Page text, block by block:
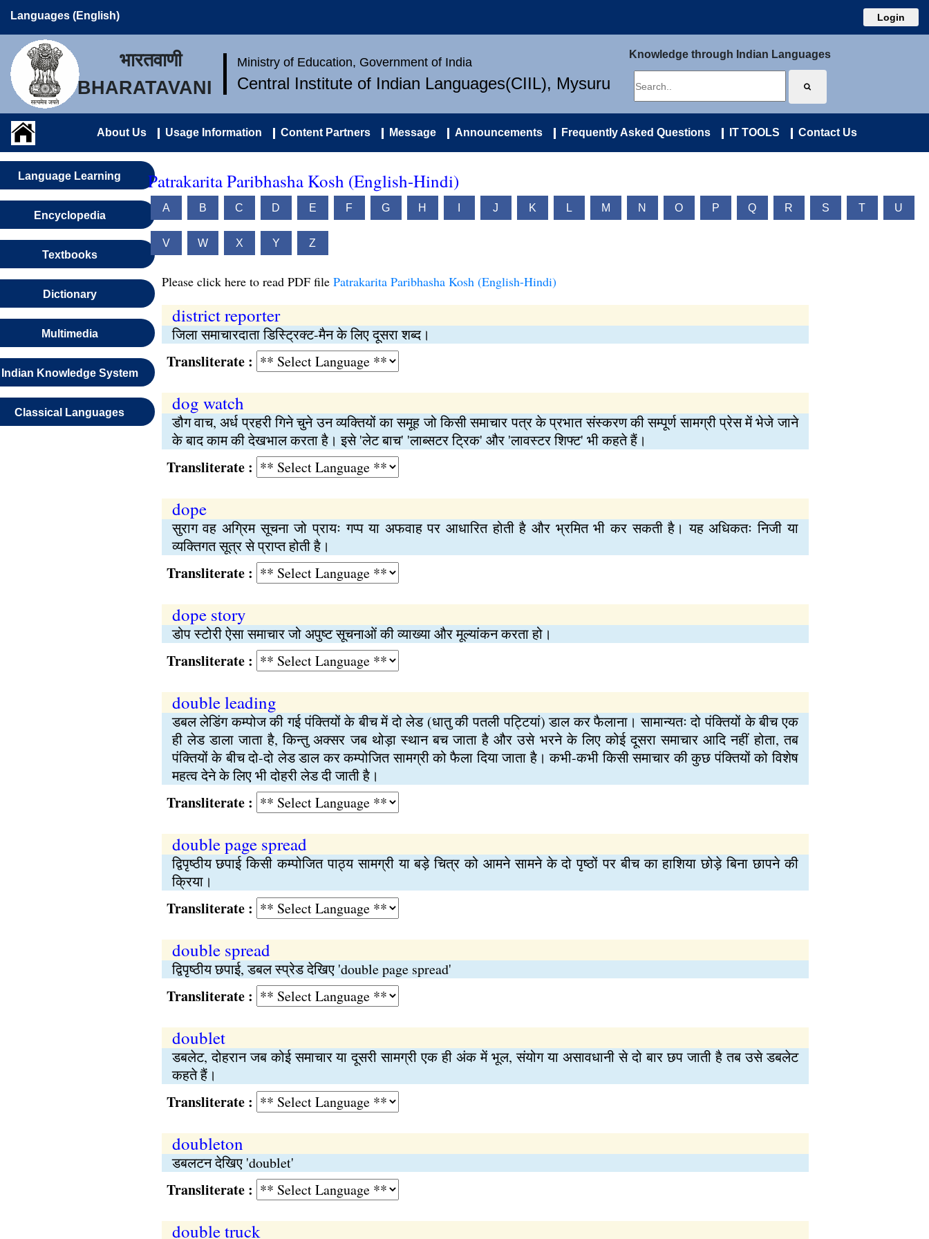
Languages (English) Login
भारतवाणी
BHARATAVANI
Ministry of Education, Government of India
Central Institute of Indian Languages(CIIL), Mysuru
Knowledge through Indian Languages
About Us Usage Information Content Partners Message Announcements Frequently Asked Questions IT TOOLS Contact Us
Language Learning
Encyclopedia
Textbooks
Dictionary
Multimedia
Indian Knowledge System
Classical Languages
Patrakarita Paribhasha Kosh (English-Hindi)
A B C D E F G H J K L M N O P Q R S T U
V W X Y Z
Please click here to read PDF file Patrakarita Paribhasha Kosh (English-Hindi)
district reporter
जिला समाचारदाता डिस्ट्रिक्ट-मैन के लिए दूसरा शब्द।
Transliterate :
dog watch
डौग वाच, अर्ध प्रहरी गिने चुने उन व्यक्तियों का समूह जो किसी समाचार पत्र के प्रभात संस्करण की सम्पूर्ण सामग्री प्रेस में भेजे जाने
के बाद काम की देखभाल करता है। इसे 'लेट बाच' 'लाब्सटर ट्रिक' और 'लावस्टर शिफ्ट' भी कहते हैं।
Transliterate :
dope
सुराग वह अग्रिम सूचना जो प्रायः गप्प या अफवाह पर आधारित होती है और भ्रमित भी कर सकती है। यह अधिकतः निजी या
व्यक्तिगत सूत्र से प्राप्त होती है।
Transliterate :
dope story
डोप स्टोरी ऐसा समाचार जो अपुष्ट सूचनाओं की व्याख्या और मूल्यांकन करता हो।
Transliterate :
double leading
डबल लेडिंग कम्पोज की गई पंक्तियों के बीच में दो लेड (धातु की पतली पट्टियां) डाल कर फैलाना। सामान्यतः दो पंक्तियों के बीच एक
ही लेड डाला जाता है, किन्तु अक्सर जब थोड़ा स्थान बच जाता है और उसे भरने के लिए कोई दूसरा समाचार आदि नहीं होता, तब
पंक्तियों के बीच दो-दो लेड डाल कर कम्पोजित सामग्री को फैला दिया जाता है। कभी-कभी किसी समाचार की कुछ पंक्तियों को विशेष
महत्व देने के लिए भी दोहरी लेड दी जाती है।
Transliterate :
double page spread
द्विपृष्ठीय छपाई किसी कम्पोजित पाठ्य सामग्री या बड़े चित्र को आमने सामने के दो पृष्ठों पर बीच का हाशिया छोड़े बिना छापने की
क्रिया।
Transliterate :
double spread
द्विपृष्ठीय छपाई, डबल स्प्रेड देखिए 'double page spread'
Transliterate :
doublet
डबलेट, दोहरान जब कोई समाचार या दूसरी सामग्री एक ही अंक में भूल, संयोग या असावधानी से दो बार छप जाती है तब उसे डबलेट
कहते हैं।
Transliterate :
doubleton
डबलटन देखिए 'doublet'
Transliterate :
double truck